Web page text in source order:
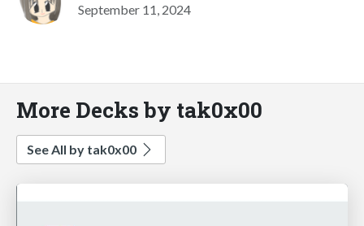
September 11, 2024
More Decks by tak0x00
See All by tak0x00